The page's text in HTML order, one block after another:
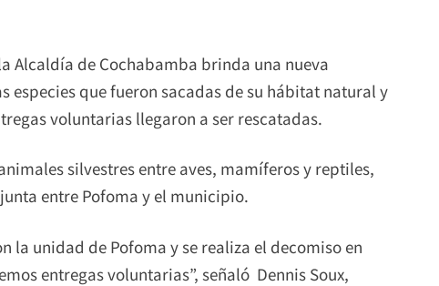
Alcaldía de Cochabamba brinda una nueva
que fueron sacadas de su hábitat natural y
voluntarias llegaron a ser rescatadas.
silvestres entre aves, mamíferos y reptiles,
entre Pofoma y el municipio.
la unidad de Pofoma y se realiza el decomiso en
entregas voluntarias”, señaló Dennis Soux,